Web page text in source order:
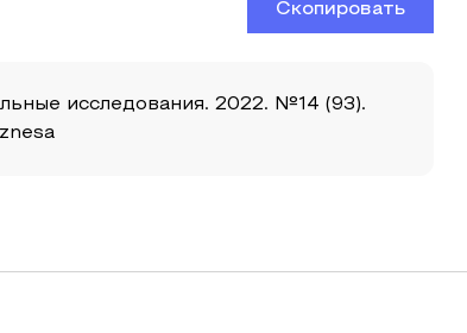
Скопировать
исследования. 2022. №14 (93).